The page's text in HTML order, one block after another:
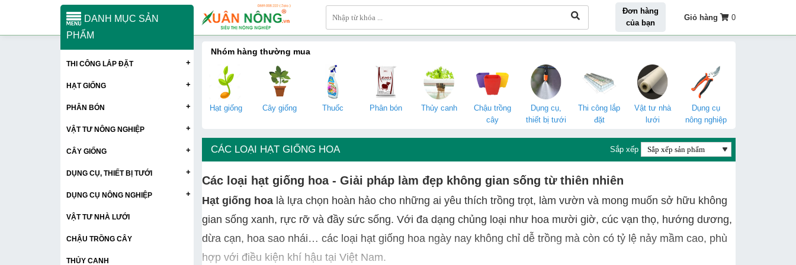
Đơn hàng
của bạn
Giỏ hàng 0
Nhóm hàng thường mua
Hạt giống Cây giống Thuốc Phân bón Thủy canh
Chậu trồng
cây
Dụng cụ,
thiết bị tưới
Thi công lắp
đặt
Vật tư nhà
lưới
Dụng cụ
nông nghiệp
CÁC LOẠI HẠT GIỐNG HOA
Các loại hạt giống hoa - Giải pháp làm đẹp không gian sống từ thiên nhiên
Hạt giống hoa là lựa chọn hoàn hảo cho những ai yêu thích trồng trọt, làm vườn và mong muốn sở hữu không
gian sống xanh, rực rỡ và đầy sức sống. Với đa dạng chủng loại như hoa mười giờ, cúc vạn thọ, hướng dương,
dừa cạn, hoa sao nhái… các loại hạt giống hoa ngày nay không chỉ dễ trồng mà còn có tỷ lệ nảy mầm cao, phù
hợp với điều kiện khí hậu tại Việt Nam.
Sắp xếp
DANH MỤC SẢN
PHẨM
THI CÔNG LẮP ĐẶT +
HẠT GIỐNG +
PHÂN BÓN +
VẬT TƯ NÔNG NGHIỆP +
CÂY GIỐNG +
DỤNG CỤ, THIẾT BỊ TƯỚI +
DỤNG CỤ NÔNG NGHIỆP +
VẬT TƯ NHÀ LƯỚI
CHẬU TRỒNG CÂY
THỦY CANH